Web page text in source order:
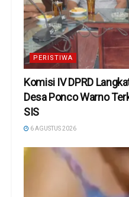
PERISTIWA
Komisi IV DPRD
Desa Ponco Warno
SIS
6 AGUSTUS 2026